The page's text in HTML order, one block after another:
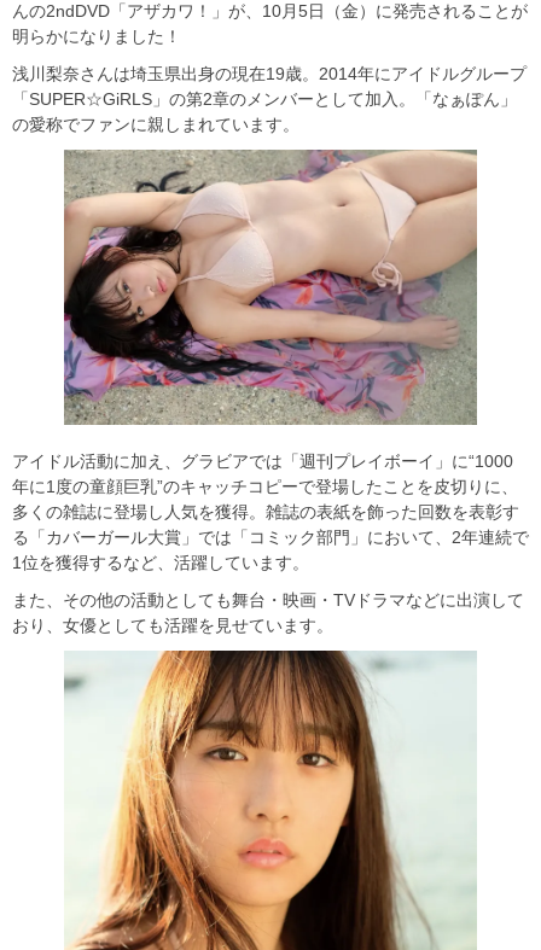
んの2ndDVD「アザカワ！」が、10月5日（金）に発売されることが
明らかになりました！
浅川梨奈さんは埼玉県出身の現在19歳。2014年にアイドルグループ
「SUPER☆GiRLS」の第2章のメンバーとして加入。「なぁぽん」
の愛称でファンに親しまれています。
アイドル活動に加え、グラビアでは「週刊プレイボーイ」に“1000
年に1度の童顔巨乳”のキャッチコピーで登場したことを皮切りに、
多くの雑誌に登場し人気を獲得。雑誌の表紙を飾った回数を表彰す
る「カバーガール大賞」では「コミック部門」において、2年連続で
1位を獲得するなど、活躍しています。
また、その他の活動としても舞台・映画・TVドラマなどに出演して
おり、女優としても活躍を見せています。